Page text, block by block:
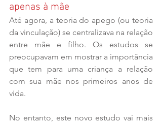
apenas à mãe
Até agora, a teoria do apego (ou teoria
da vinculação) se centralizava na relação
entre mãe e filho. Os estudos se
preocupavam em mostrar a importância
que tem para uma criança a relação
com sua mãe nos primeiros anos de
vida.
No entanto, este novo estudo vai mais